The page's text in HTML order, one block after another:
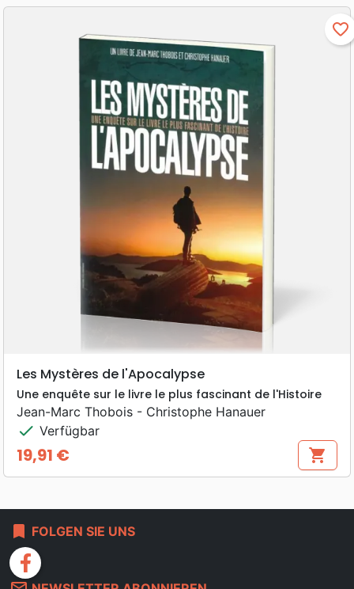
favorite_border
Les Mystères de l'Apocalypse
Une enquête sur le livre le plus fascinant de l'Histoire
Jean-Marc Thobois - Christophe Hanauer
check Verfügbar
Preis
19,91 € shopping_cart
bookmark FOLGEN SIE UNS
facebook